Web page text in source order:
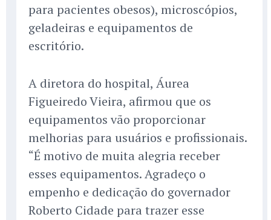
para pacientes obesos), microscópios,
geladeiras e equipamentos de
escritório.
A diretora do hospital, Áurea
Figueiredo Vieira, afirmou que os
equipamentos vão proporcionar
melhorias para usuários e profissionais.
“É motivo de muita alegria receber
esses equipamentos. Agradeço o
empenho e dedicação do governador
Roberto Cidade para trazer esse